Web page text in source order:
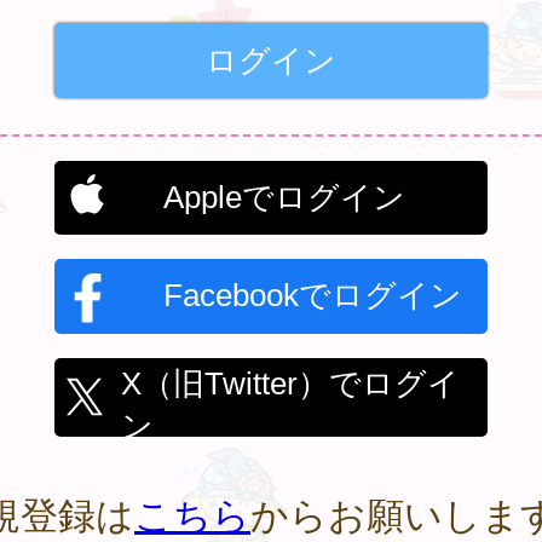
Appleでログイン
Facebookでログイン
X（旧Twitter）でログイ
ン
登録はこちらからお願いしま